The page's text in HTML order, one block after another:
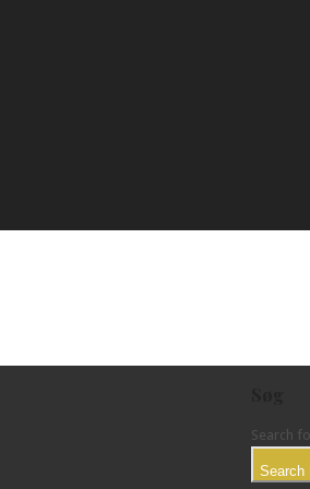
Search
Search